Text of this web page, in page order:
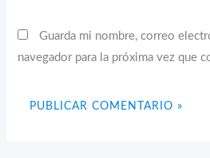
Guarda mi nombre, correo
navegador para la próxima vez que